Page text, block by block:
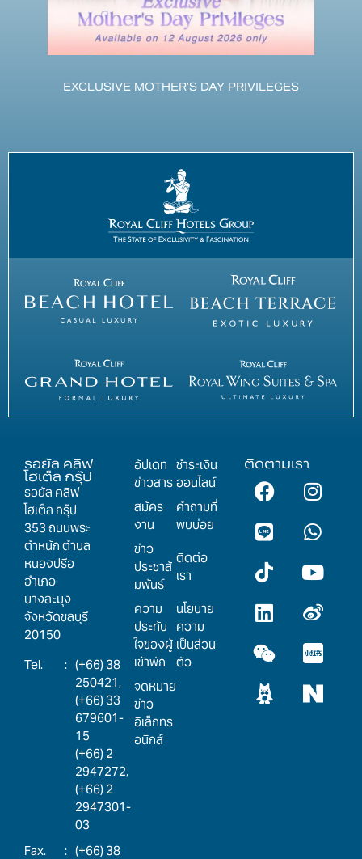
EXCLUSIVE MOTHER’S DAY PRIVILEGES
รอยัล คลิฟ
โฮเต็ล กรุ๊ป
รอยัล คลิฟ
โฮเต็ล กรุ๊ป
353 ถนนพระ
ตำหนัก ตำบล
หนองปรือ
อำเภอ
บางละมุง
จังหวัดชลบุรี
20150
: (+66) 38
250421,
(+66) 33
679601-
15
(+66) 2
2947272,
(+66) 2
2947301-
03
: (+66) 38
อัปเดท
ข่าวสาร
ชำระเงิน
ออนไลน์
สมัคร
งาน
คำถามที่
พบบ่อย
ข่าว
ประชาสั
มพันธ์
ติดต่อ
เรา
ความ
ประทับ
ใจของผู้
เข้าพัก
นโยบาย
ความ
เป็นส่วน
ตัว
จดหมาย
ข่าว
อิเล็กทร
อนิกส์
ติดตามเรา